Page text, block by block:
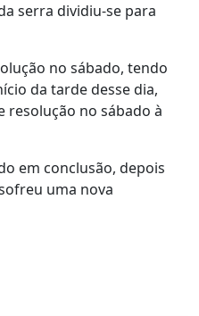
serra dividiu-se para
no sábado, tendo
da tarde desse dia,
resolução no sábado à
em conclusão, depois
uma nova